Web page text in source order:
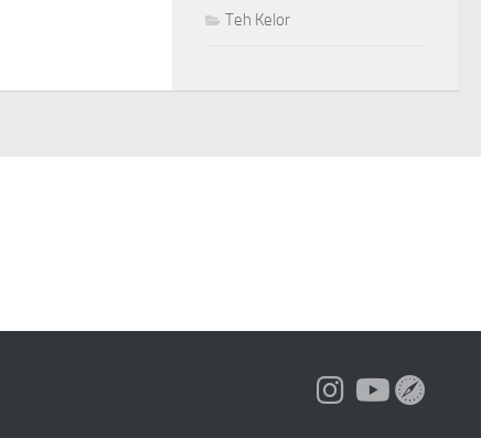
Teh Kelor